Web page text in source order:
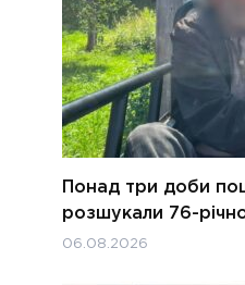
Понад три доби
розшукали 76-
06.08.2026